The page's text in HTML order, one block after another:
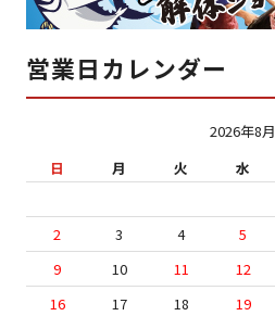
営業日カレンダー
2026年8月
日
月 火 水
2
3 4 5
9
10 11 12
16
17 18 19